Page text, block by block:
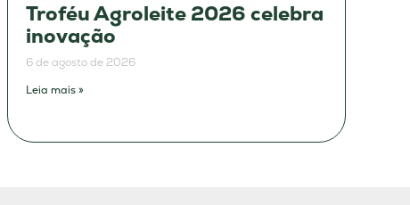
Troféu Agroleite 2026 celebra
inovação
6 de agosto de 2026
Leia mais »